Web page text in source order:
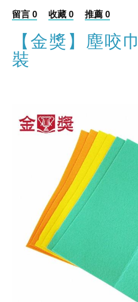
留言 0 收藏 0 推薦 0
【金獎】塵咬
裝